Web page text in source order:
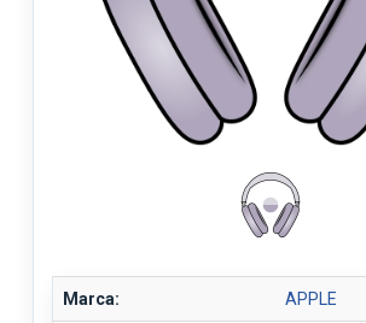
Marca: APPLE